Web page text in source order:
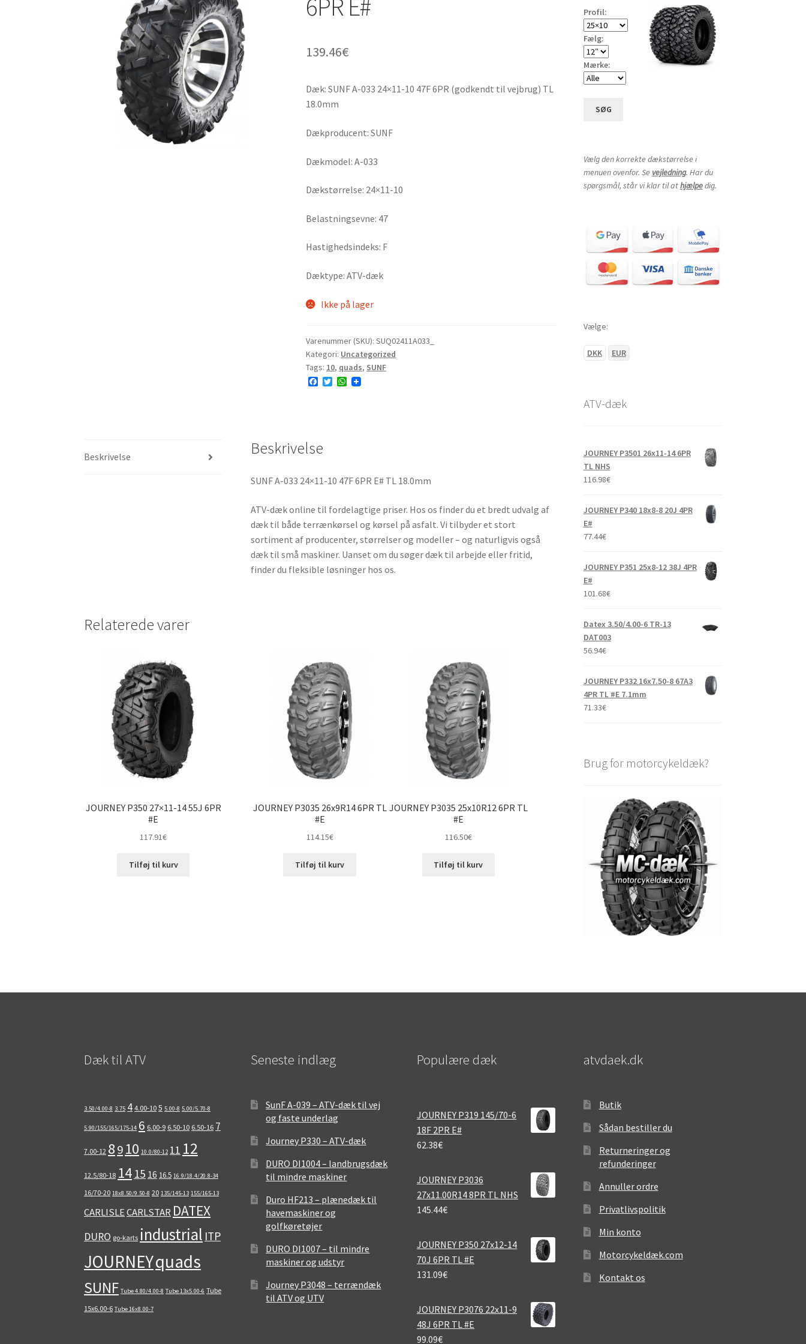
6PR E#
139.46€
Dæk: SUNF A-033 24×11-10 47F 6PR (godkendt til vejbrug) TL
18.0mm
Dækproducent: SUNF
Dækmodel: A-033
Dækstørrelse: 24×11-10
Belastningsevne: 47
Hastighedsindeks: F
Dæktype: ATV-dæk
Ikke på lager
Varenummer (SKU):SUQ02411A033_
Kategori: Uncategorized
Tags: 10, quads, SUNF
F
k
T
W
Beskrivelse Beskrivelse
SUNF A-033 24×11-10 47F 6PR E# TL 18.0mm
ATV-dæk online til fordelagtige priser. Hos os finder du et bredt udvalg af
dæk til både terrænkørsel og kørsel på asfalt. Vi tilbyder et stort
sortiment af producenter, størrelser og modeller – og naturligvis også
dæk til små maskiner. Uanset om du søger dæk til arbejde eller fritid,
finder du fleksible løsninger hos os.
Relaterede varer
JOURNEY P350 27×11-14 55J 6PR
#E
117.91€
Tilføj til kurv
JOURNEY P3035 26x9R14 6PR TL
#E
114.15€
Tilføj til kurv
JOURNEY P3035 25x10R12 6PR TL
#E
116.50€
Tilføj til kurv
Profil:
Fælg:
Mærke:
SØG
Vælg den korrekte dækstørrelse i
menuen ovenfor. Se vejledning. Har du
spørgsmål, står vi klar til athjælpedig.
Vælge:
DKK EUR
ATV-dæk
JOURNEY P3501 26x11-14 6PR
TL NHS
116.98€
JOURNEY P340 18x8-8 20J 4PR
E#
77.44€
JOURNEY P351 25x8-12 38J 4PR
E#
101.68€
Datex 3.50/4.00-6 TR-13
DAT003
56.94€
JOURNEY P332 16x7.50-8 67A3
4PR TL #E 7.1mm
71.33€
Brug for motorcykeldæk?
Dæk til ATV
3.50/4.00-8 3.75 4 4.00-10 5 5.00-8 5.00/5.70-8
5.90/155/165/175-14 6 6.00-9 6.50-10 6.50-16 7
7.00-12 8910 10.0/80-12 11 12
12.5/80-18 14 15 16 16.5 16.9/18.4/20.8-34
16/70-20 18x8.50/9.50-8 20 135/145-13 155/165-13
CARLISLECARLSTAR DATEX
DURO go-karts industrial ITP
JOURNEYquads
SUNF Tube 4.80/4.00-8 Tube 13x5.00-6 Tube
15x6.00-6 Tube 16x8.00-7
Seneste indlæg
SunF A-039 – ATV-dæk til vej
og faste underlag
Journey P330 – ATV-dæk
DURO DI1004 – landbrugsdæk
til mindre maskiner
Duro HF213 – plænedæk til
havemaskiner og
golfkøretøjer
DURO DI1007 – til mindre
maskiner og udstyr
Journey P3048 – terrændæk
til ATV og UTV
Populære dæk
JOURNEY P319 145/70-6
18F 2PR E#
62.38€
JOURNEY P3036
27x11.00R14 8PR TL NHS
145.44€
JOURNEY P350 27x12-14
70J 6PR TL #E
131.09€
JOURNEY P3076 22x11-9
48J 6PR TL #E
99.09€
atvdaek.dk
Butik
Sådan bestiller du
Returneringer og
refunderinger
Annuller ordre
Privatlivspolitik
Min konto
Motorcykeldæk.com
Kontakt os